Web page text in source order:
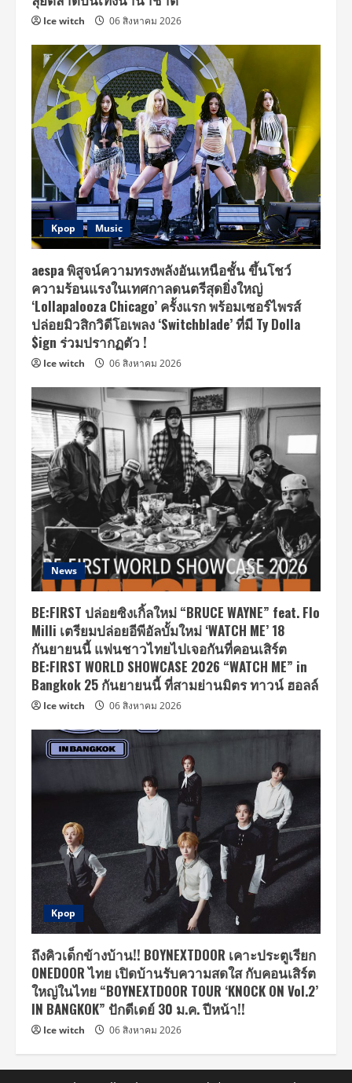
Ice witch 06 สิงหาคม 2026
Kpop Music
aespa พิสูจน์ความทรงพลังอันเหนือชั้น ขึ้นโชว์
ความร้อนแรงในเทศกาลดนตรีสุดยิ่งใหญ่
‘Lollapalooza Chicago’ ครั้งแรก พร้อมเซอร์ไพรส์
ปล่อยมิวสิกวิดีโอเพลง ‘Switchblade’ ที่มี Ty Dolla
$ign ร่วมปรากฏตัว !
Ice witch 06 สิงหาคม 2026
News
BE:FIRST ปล่อยซิงเกิ้ลใหม่ “BRUCE WAYNE” feat. Flo
Milli เตรียมปล่อยอีพีอัลบั้มใหม่ ‘WATCH ME’ 18
กันยายนนี้ แฟนชาวไทยไปเจอกันที่คอนเสิร์ต
BE:FIRST WORLD SHOWCASE 2026 “WATCH ME” in
Bangkok 25 กันยายนนี้ ที่สามย่านมิตร ทาวน์ ฮอลล์
Ice witch 06 สิงหาคม 2026
Kpop
ถึงคิวเด็กข้างบ้าน!! BOYNEXTDOOR เคาะประตูเรียก
ONEDOOR ไทย เปิดบ้านรับความสดใส กับคอนเสิร์ต
ใหญ่ในไทย “BOYNEXTDOOR TOUR ‘KNOCK ON Vol.2’
IN BANGKOK” ปักดีเดย์ 30 ม.ค. ปีหน้า!!
Ice witch 06 สิงหาคม 2026